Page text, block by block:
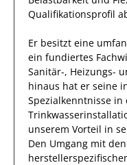
Qualifikationsprofil
Er besitzt eine
ein fundiertes
Sanitär-, Heizungs-
hinaus hat er seine
Spezialkenntnisse in
unserem Vorteil in
Den Umgang mit